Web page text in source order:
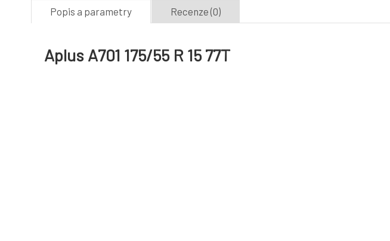
Popis a parametry Recenze (0)
Aplus A701 175/55 R 15 77T